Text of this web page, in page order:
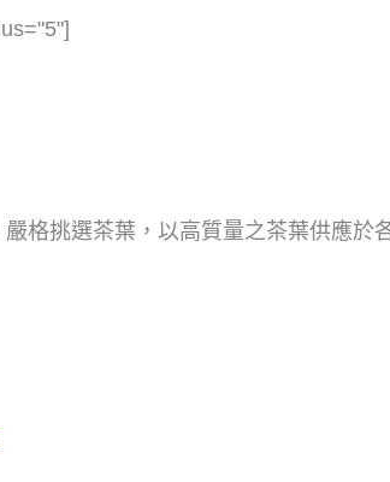
格挑選茶葉，以高質量之茶葉供應於